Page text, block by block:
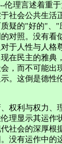
伦理言述着重
社会公共生
疑的"好的"、
对照。没有
于人性与人
在民主的雅
，而不可能
。这倒是德
利与权力、
理显示其运
社会的深厚
没有运作中